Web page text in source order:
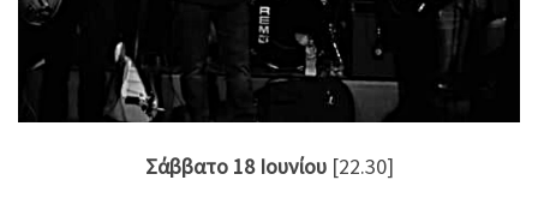
Σάββατο 18 Ιουνίου[22.30]